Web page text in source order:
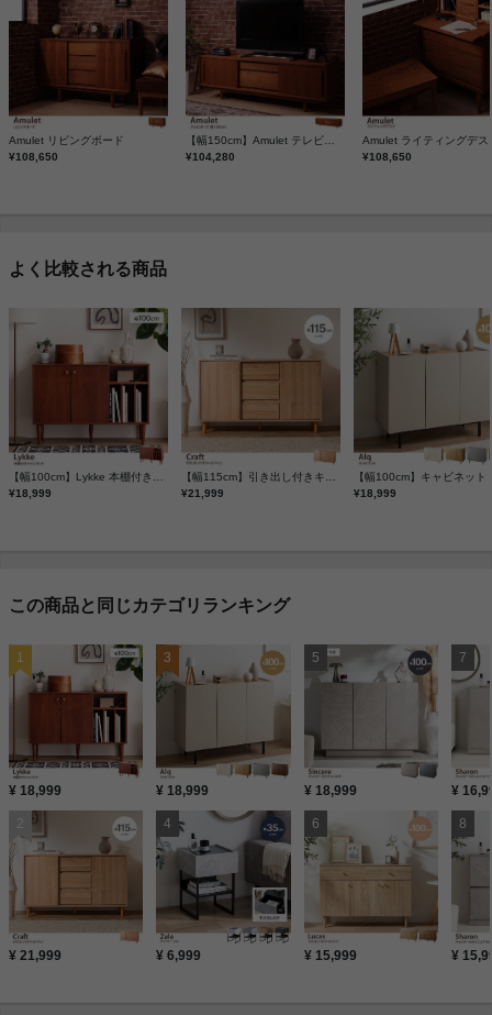
Amulet リビングボード
¥108,650
【幅150cm】Amulet テレビボード
¥104,280
Amulet ライティングデス
¥108,650
よく比較される商品
【幅100cm】Lykke 本棚付きキャビネット
¥18,999
【幅115cm】引き出し付きキャビネット
¥21,999
【幅100cm】キャビネット
¥18,999
この商品と同じカテゴリランキング
¥ 18,999
¥ 21,999
¥ 18,999
¥ 6,999
¥ 18,999
¥ 15,999
¥
¥